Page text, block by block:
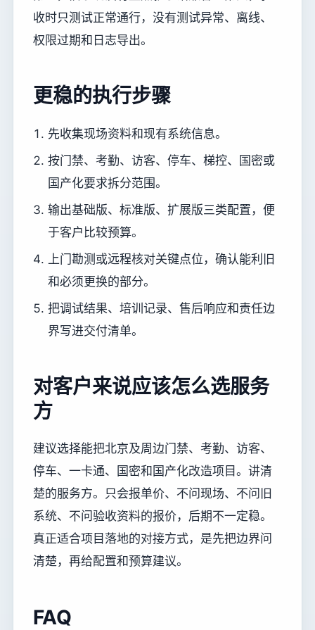
收时只测试正常通行，没有测试异常、离线、
权限过期和日志导出。
更稳的执行步骤
先收集现场资料和现有系统信息。
按门禁、考勤、访客、停车、梯控、国密或
国产化要求拆分范围。
输出基础版、标准版、扩展版三类配置，便
于客户比较预算。
上门勘测或远程核对关键点位，确认能利旧
和必须更换的部分。
把调试结果、培训记录、售后响应和责任边
界写进交付清单。
对客户来说应该怎么选服务
方
建议选择能把北京及周边门禁、考勤、访客、
停车、一卡通、国密和国产化改造项目。讲清
楚的服务方。只会报单价、不问现场、不问旧
系统、不问验收资料的报价，后期不一定稳。
真正适合项目落地的对接方式，是先把边界问
清楚，再给配置和预算建议。
FAQ